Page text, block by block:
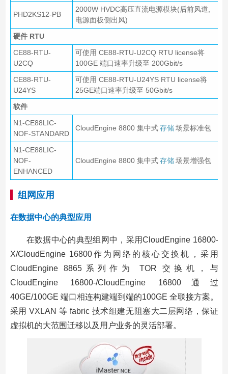
PHD2KS12-PB
2000W HVDC高压直流电源模块(后前风道,
电源面板侧出风)
硬件 RTU
CE88-RTU-
U2CQ
可使用 CE88-RTU-U2CQ RTU license将
100GE 端口速率升级至 200Gbit/s
CE88-RTU-
U24YS
可使用 CE88-RTU-U24YS RTU license将
25GE端口速率升级至 50Gbit/s
软件
N1-CE88LIC-
NOF-STANDARD
CloudEngine 8800 集中式 存储 场景标准包
N1-CE88LIC-
NOF-
ENHANCED
CloudEngine 8800 集中式 存储 场景增强包
组网应用
在数据中心的典型应用
在数据中心的典型组网中，采用CloudEngine 16800-
X/CloudEngine 16800作为网络的核心交换机，采用
CloudEngine 8865系列作为 TOR 交换机，与
CloudEngine 16800-/CloudEngine 16800通过
40GE/100GE 端口相连构建端到端的100GE 全联接方案。
采用 VXLAN 等 fabric 技术组建无阻塞大二层网络，保证
虚拟机的大范围迁移以及用户业务的灵活部署。